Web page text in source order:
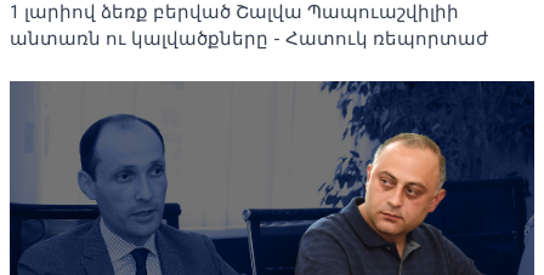
1 լարիով ձեռք բերված Շալվա Պապուաշվիլիի
անտառն ու կալվածքները - Հատուկ ռեպորտաժ